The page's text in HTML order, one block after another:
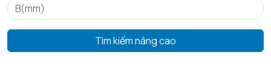
Tìm kiếm nâng cao
Y2 - Hệ số tải trọng trục trên
N ref - Tốc độ nhiệt tham chiếu 2000 tr/min
N lim - Tốc độ giới hạn cơ học 2800 tr/min